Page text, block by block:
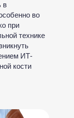
в
во
при
технике
ИТ-
кости